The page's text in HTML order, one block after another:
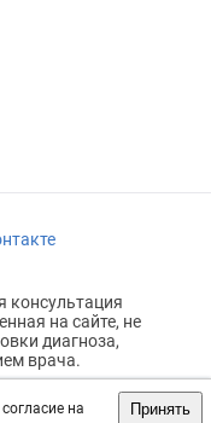
на
Принять
консультация
на сайте, не
диагноза,
врача.